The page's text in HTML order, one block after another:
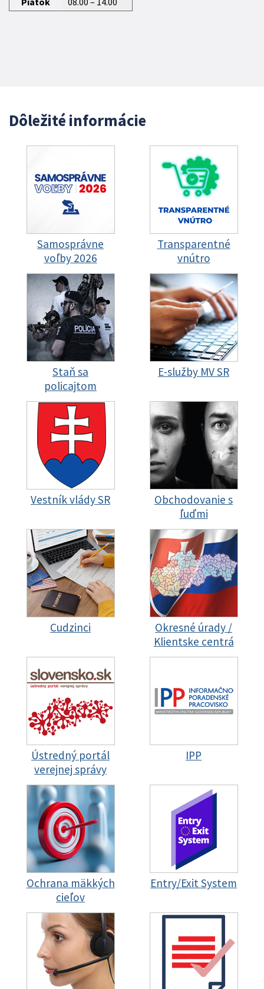
Dôležité informácie
Samosprávne
voľby 2026
Transparentné
vnútro
Staň sa
policajtom
E-služby MV SR
Vestník vlády SR
Obchodovanie s
ľuďmi
Cudzinci
Okresné úrady /
Klientske centrá
Ústredný portál
verejnej správy
IPP
Ochrana mäkkých
cieľov
Entry/Exit System